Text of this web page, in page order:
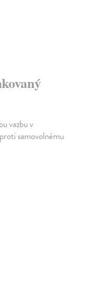
vazbu v
samovolnému